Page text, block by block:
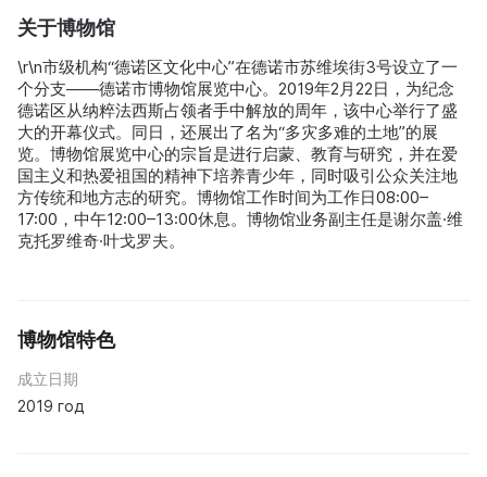
关于博物馆
\r\n市级机构“德诺区文化中心”在德诺市苏维埃街3号设立了一
个分支——德诺市博物馆展览中心。2019年2月22日，为纪念
德诺区从纳粹法西斯占领者手中解放的周年，该中心举行了盛
大的开幕仪式。同日，还展出了名为“多灾多难的土地”的展
览。博物馆展览中心的宗旨是进行启蒙、教育与研究，并在爱
国主义和热爱祖国的精神下培养青少年，同时吸引公众关注地
方传统和地方志的研究。博物馆工作时间为工作日08:00–
17:00，中午12:00–13:00休息。博物馆业务副主任是谢尔盖·维
克托罗维奇·叶戈罗夫。
博物馆特色
成立日期
2019 год